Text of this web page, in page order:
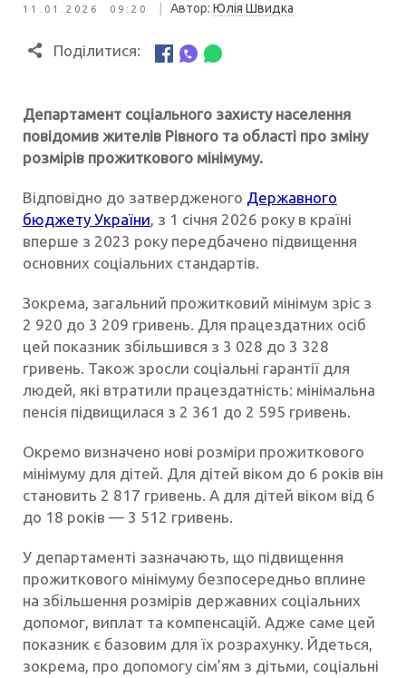
11.01.2026 09:20 Автор: Юлія Швидка
Поділитися:
Департамент соціального захисту населення
повідомив жителів Рівного та області про зміну
розмірів прожиткового мінімуму.
Відповідно до затвердженого Державного
бюджету України, з 1 січня 2026 року в країні
вперше з 2023 року передбачено підвищення
основних соціальних стандартів.
Зокрема, загальний прожитковий мінімум зріс з
2 920 до 3 209 гривень. Для працездатних осіб
цей показник збільшився з 3 028 до 3 328
гривень. Також зросли соціальні гарантії для
людей, які втратили працездатність: мінімальна
пенсія підвищилася з 2 361 до 2 595 гривень.
Окремо визначено нові розміри прожиткового
мінімуму для дітей. Для дітей віком до 6 років він
становить 2 817 гривень. А для дітей віком від 6
до 18 років — 3 512 гривень.
У департаменті зазначають, що підвищення
прожиткового мінімуму безпосередньо вплине
на збільшення розмірів державних соціальних
допомог, виплат та компенсацій. Адже саме цей
показник є базовим для їх розрахунку. Йдеться,
зокрема, про допомогу сім’ям з дітьми, соціальні